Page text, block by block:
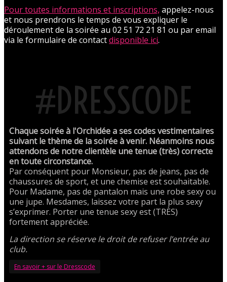
Pour toutes informations et inscriptions, appelez-nous
et nous prendrons le temps de vous expliquer le
déroulement de la soirée au 02 51 72 21 81 ou par email
via le formulaire de contactdisponible ici.
#DRESSCODE
Chaque soirée à l'Orchidée a ses codes vestimentaires
suivant le thème de la soirée à venir. Néanmoins nous
attendons de notre clientèle une tenue (très) correcte
en toute circonstance.
Par conséquent pour Monsieur, pas de jeans, pas de
chaussures de sport, et une chemise est souhaitable.
Pour Madame, pas de pantalon mais une robe sexy ou
une jupe. Mesdames, laissez votre part la plus sexy
s’exprimer. Porter une tenue sexy est (TRÈS)
fortement appréciée.
La direction se réserve le droit de refuser l’entrée au
club.
En savoir + sur le Dresscode